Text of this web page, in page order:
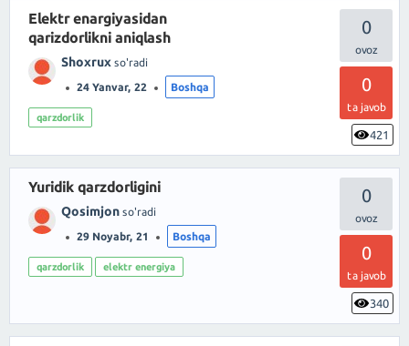
0
0
ta javob
421
Elektr enargiyasidan
qarizdorlikni aniqlash
Shoxrux so'radi
24 Yanvar, 22 Boshqa
qarzdorlik
0
0
ta javob
340
Yuridik qarzdorligini
Qosimjon so'radi
29 Noyabr, 21 Boshqa
qarzdorlik elektr energiya